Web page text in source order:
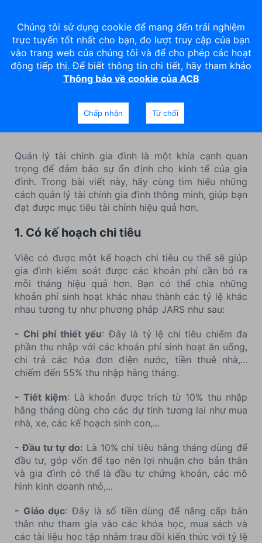
9 mẹo quản lý tài chính gia
đình hiệu quả
Quản lý tài chính gia đình là một khía cạnh quan
trọng để đảm bảo sự ổn định cho kinh tế của gia
đình. Trong bài viết này, hãy cùng tìm hiểu những
cách quản lý tài chính gia đình thông minh, giúp bạn
đạt được mục tiêu tài chính hiệu quả hơn.
1. Có kế hoạch chi tiêu
Việc có được một kế hoạch chi tiêu cụ thể sẽ giúp
gia đình kiểm soát được các khoản phí cần bỏ ra
mỗi tháng hiệu quả hơn. Bạn có thể chia những
khoản phí sinh hoạt khác nhau thành các tỷ lệ khác
nhau tương tự như phương pháp JARS như sau:
- Chi phí thiết yếu: Đây là tỷ lệ chi tiêu chiếm đa
phần thu nhập với các khoản phí sinh hoạt ăn uống,
chi trả các hóa đơn điện nước, tiền thuê nhà,...
chiếm đến 55% thu nhập hằng tháng.
- Tiết kiệm: Là khoản được trích từ 10% thu nhập
hằng tháng dùng cho các dự tính tương lai như mua
nhà, xe, các kế hoạch sinh con,...
- Đầu tư tự do: Là 10% chi tiêu hằng tháng dùng để
đầu tư, góp vốn để tạo nên lợi nhuận cho bản thân
và gia đình có thể là đầu tư chứng khoán, các mô
hình kinh doanh nhỏ,...
- Giáo dục: Đây là số tiền dùng để nâng cấp bản
thân như tham gia vào các khóa học, mua sách và
các tài liệu học tập nhằm trau dồi kiến thức với tỷ lệ
Chúng tôi sử dụng cookie để mang đến trải nghiệm
trực tuyến tốt nhất cho bạn, đo lượt truy cập của bạn
vào trang web của chúng tôi và để cho phép các hoạt
động tiếp thị. Để biết thông tin chi tiết, hãy tham khảo
Thông báo về cookie của ACB
Chấp nhận Từ chối